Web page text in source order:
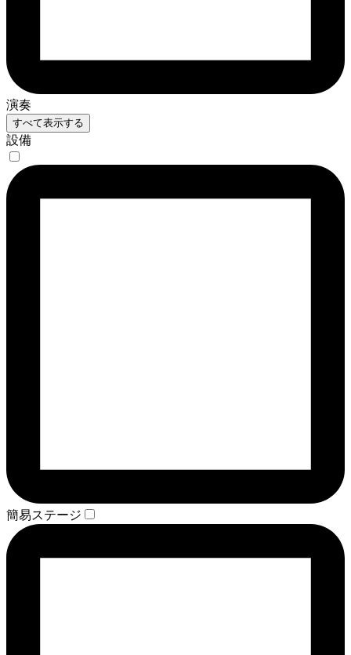
演奏
すべて表示する
設備
簡易ステージ